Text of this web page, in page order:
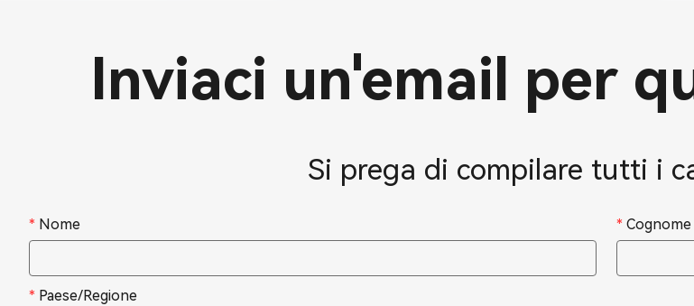
Inviaci un'email per
Si prega di compilare tutti i
* Nome * Cognome
* Paese/Regione